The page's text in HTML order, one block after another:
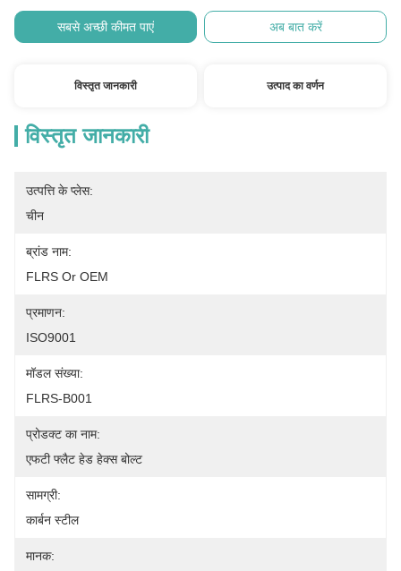
सबसे अच्छी कीमत पाएं अब बात करें
विस्तृत जानकारी उत्पाद का वर्णन
विस्तृत जानकारी
उत्पत्ति के प्लेस:
चीन
ब्रांड नाम:
FLRS Or OEM
प्रमाणन:
ISO9001
मॉडल संख्या:
FLRS-B001
प्रोडक्ट का नाम:
एफटी फ्लैट हेड हेक्स बोल्ट
सामग्री:
कार्बन स्टील
मानक: